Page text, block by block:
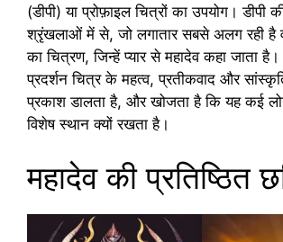
(डीपी) या प्रोफ़ाइल चित्रों का उपयोग। डीपी
श्रृंखलाओं में से, जो लगातार सबसे अलग रही है
का चित्रण, जिन्हें प्यार से महादेव कहा जाता
प्रदर्शन चित्र के महत्व, प्रतीकवाद और
प्रकाश डालता है, और खोजता है कि यह कई
विशेष स्थान क्यों रखता है।
महादेव की प्रतिष्ठित